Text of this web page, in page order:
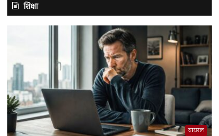
शिक्षा
वायरल